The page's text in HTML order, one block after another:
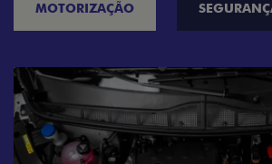
MOTORIZAÇÃO